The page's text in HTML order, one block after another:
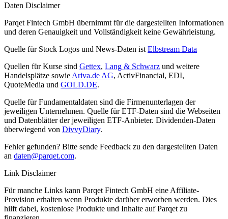
Daten Disclaimer
Parqet Fintech GmbH übernimmt für die dargestellten Informationen
und deren Genauigkeit und Vollständigkeit keine Gewährleistung.
Quelle für Stock Logos und News-Daten ist Elbstream Data
Quellen für Kurse sind Gettex, Lang & Schwarz und weitere
Handelsplätze sowie Ariva.de AG, ActivFinancial, EDI,
QuoteMedia und GOLD.DE.
Quelle für Fundamentaldaten sind die Firmenunterlagen der
jeweiligen Unternehmen. Quelle für ETF-Daten sind die Webseiten
und Datenblätter der jeweiligen ETF-Anbieter. Dividenden-Daten
überwiegend von DivvyDiary.
Fehler gefunden? Bitte sende Feedback zu den dargestellten Daten
an daten@parqet.com.
Link Disclaimer
Für manche Links kann Parqet Fintech GmbH eine Affiliate-
Provision erhalten wenn Produkte darüber erworben werden. Dies
hilft dabei, kostenlose Produkte und Inhalte auf Parqet zu